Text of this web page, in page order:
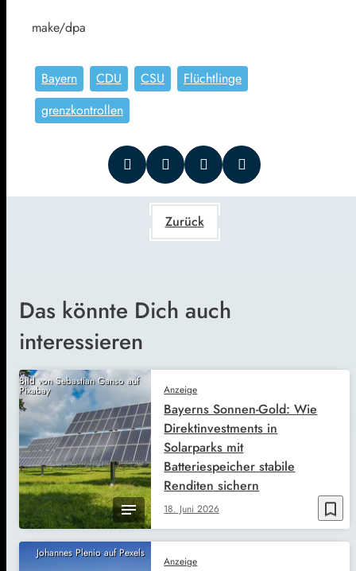
make/dpa
Bayern CDU CSU
Flüchtlinge
grenzkontrollen
Zurück
Das könnte Dich auch
interessieren
Bild von Sebastian Ganso auf
Pixabay
bookmark_border
Anzeige
18. Juni 2026
Bayerns Sonnen-Gold: Wie
Direktinvestments in
Solarparks mit
Batteriespeicher stabile
Renditen sichern
Johannes Plenio auf Pexels
Anzeige